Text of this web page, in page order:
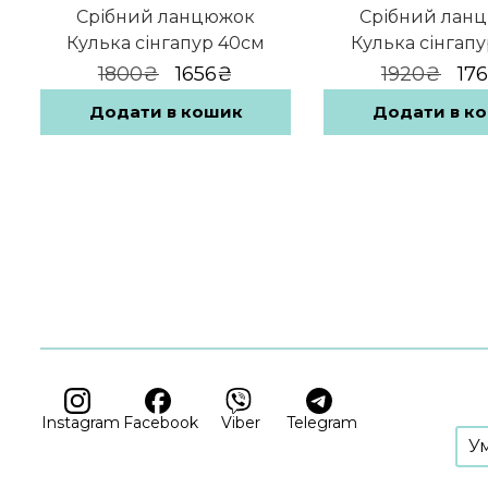
Срібний ланцюжок
Кулька сінгапур 40см
1800₴
Оригінальна
ціна:
1800₴.
1656₴
ціна:
1656₴.
Додати в кошик
Срібний
Кулька
1920₴
Додати в
Instagram Facebook Viber Telegram